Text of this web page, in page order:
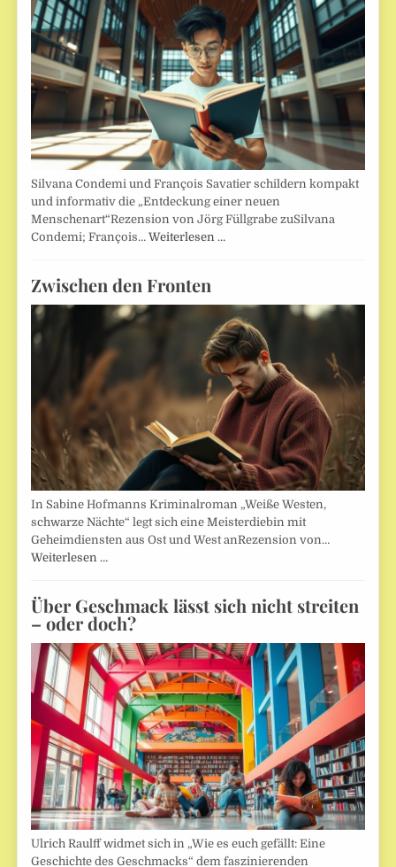
Silvana Condemi und François Savatier schildern kompakt
und informativ die „Entdeckung einer neuen
Menschenart“Rezension von Jörg Füllgrabe zuSilvana
Condemi; François…Weiterlesen …
Zwischen den Fronten
In Sabine Hofmanns Kriminalroman „Weiße Westen,
schwarze Nächte“ legt sich eine Meisterdiebin mit
Geheimdiensten aus Ost und West anRezension von…
Weiterlesen …
Über Geschmack lässt sich nicht streiten
– oder doch?
Ulrich Raulff widmet sich in „Wie es euch gefällt: Eine
Geschichte des Geschmacks“ dem faszinierenden